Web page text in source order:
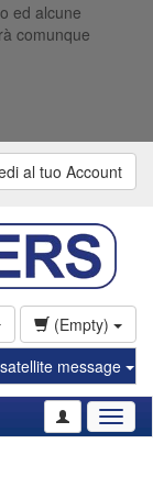
ed alcune
comunque
al tuo Account
(Empty)
message